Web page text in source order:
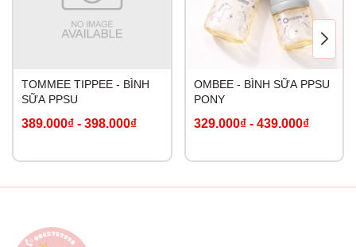
TOMMEE TIPPEE - BÌNH
SỮA PPSU
389.000₫ - 398.000₫
OMBEE - BÌNH SỮA PPSU
PONY
329.000₫- 439.000₫